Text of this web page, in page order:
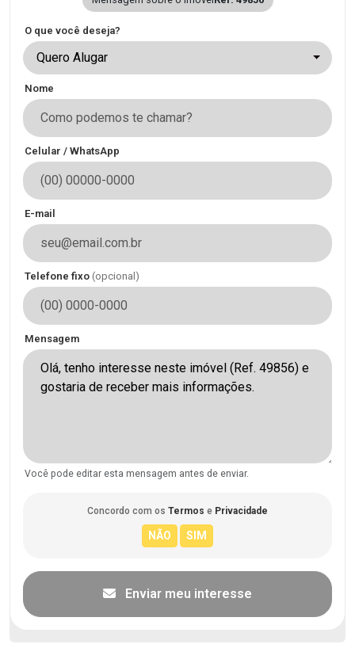
O que você deseja?
Quero Alugar
Nome
Celular / WhatsApp
E-mail
Telefone fixo (opcional)
Mensagem
Você pode editar esta mensagem antes de enviar.
Concordo com os Termos e Privacidade
Enviar meu interesse